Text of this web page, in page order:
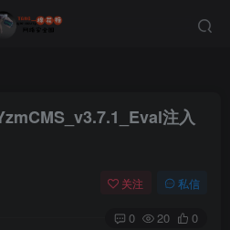
注入
关注 私信
0 20 0